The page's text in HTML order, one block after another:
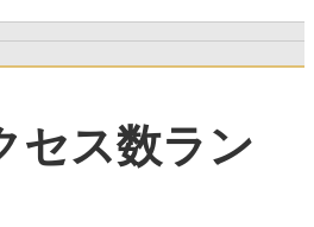
セス数ラン